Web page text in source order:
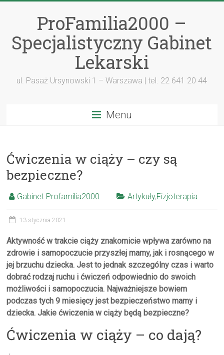
ProFamilia2000 –
Specjalistyczny Gabinet
Lekarski
ul. Pasaż Ursynowski 1 – Warszawa | tel. 22 641 20 44
Menu
Ćwiczenia w ciąży – czy są
bezpieczne?
Gabinet Profamilia2000 Artykuły,Fizjoterapia
13 stycznia 2021
Aktywność w trakcie ciąży znakomicie wpływa zarówno na
zdrowie i samopoczucie przyszłej mamy, jak i rosnącego w
jej brzuchu dziecka. Jest to jednak szczególny czas i warto
dobrać rodzaj ruchu i ćwiczeń odpowiednio do swoich
możliwości i samopoczucia. Najważniejsze bowiem
podczas tych 9 miesięcy jest bezpieczeństwo mamy i
dziecka. Jakie ćwiczenia w ciąży będą bezpieczne?
Ćwiczenia w ciąży – co dają?